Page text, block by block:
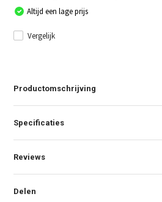
Altijd een lage prijs
Vergelijk
Productomschrijving
Specificaties
Reviews
Delen